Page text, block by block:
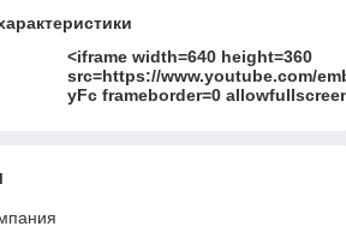
<iframe width=640 height=360
src=https://www.youtube.com/
yFc frameborder=0